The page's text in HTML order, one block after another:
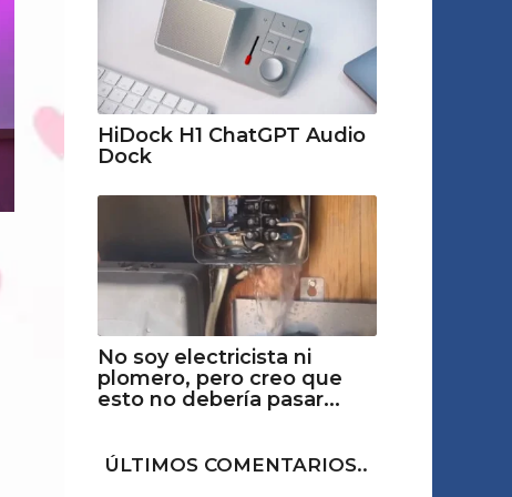
HiDock H1 ChatGPT Audio
Dock
No soy electricista ni
plomero, pero creo que
esto no debería pasar...
ÚLTIMOS COMENTARIOS..